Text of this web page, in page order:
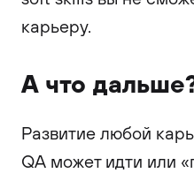
карьеру.
А что
Развитие любой
QA может идти или